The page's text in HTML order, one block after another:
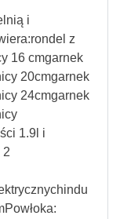
i
z
16 cmgarnek
20cmgarnek
24cmgarnek
1.9l i
2